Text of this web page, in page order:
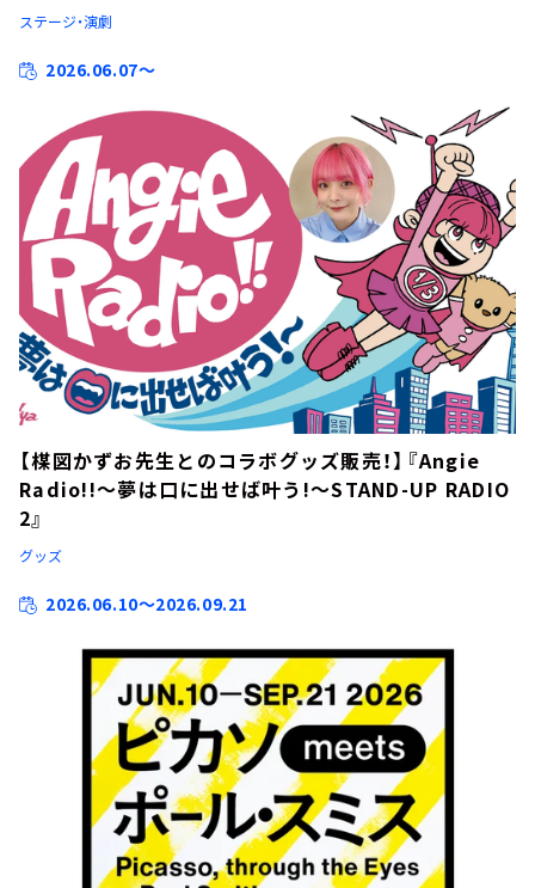
ステージ・演劇
2026.06.07～
【楳図かずお先生とのコラボグッズ販売！】『Angie
Radio!!～夢は口に出せば叶う!～STAND-UP RADIO
2』
グッズ
2026.06.10～2026.09.21